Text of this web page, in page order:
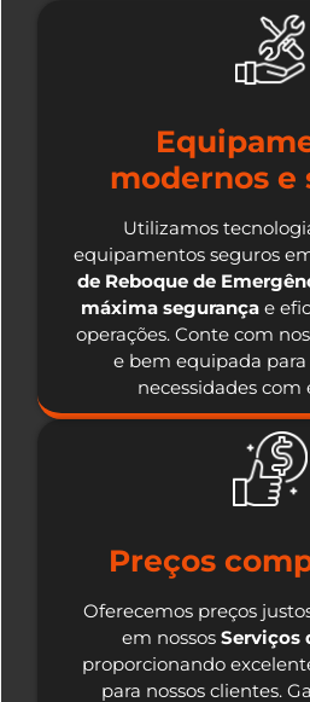
modernos e
Utilizamos
equipamentos seguros
de Reboque de
máxima segurançae
operações. Conte com
e bem equipada
necessidades com
Preços
Oferecemos preços
em nossos Serviços
proporcionando
para nossos clientes.